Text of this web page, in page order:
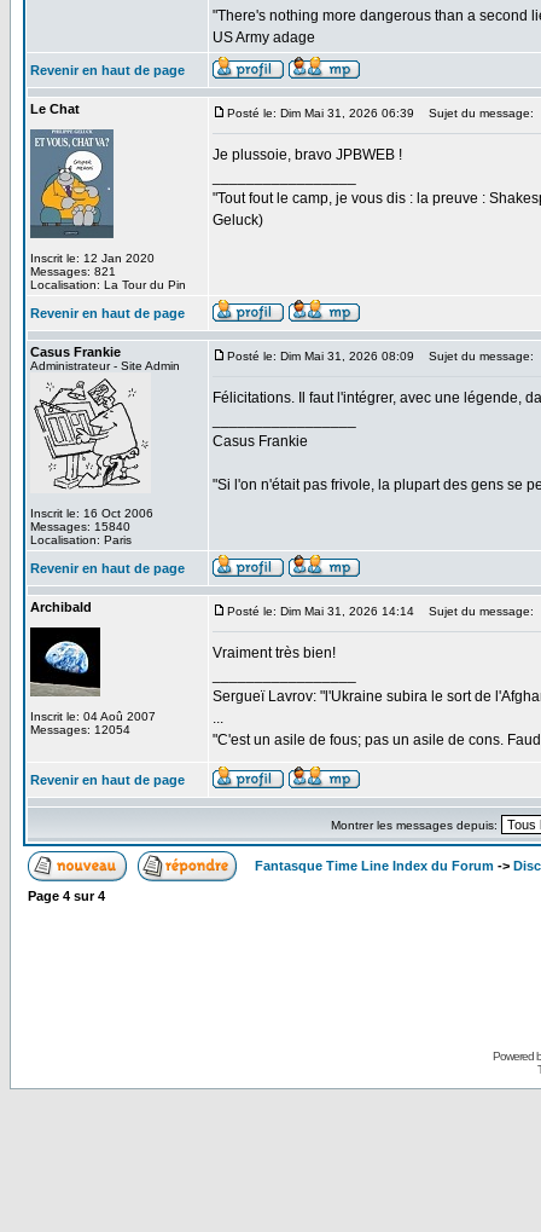
"There's nothing more dangerous than a second
US Army adage
Revenir en haut de page
Le Chat
Inscrit le: 12 Jan 2020
Messages: 821
Localisation: La Tour du Pin
Posté le: Dim Mai 31, 2026 06:39 Sujet du message:
Je plussoie, bravo JPBWEB !
"Tout fout le camp, je vous dis : la preuve :
Geluck)
Revenir en haut de page
Casus Frankie
Administrateur - Site Admin
Inscrit le: 16 Oct 2006
Messages: 15840
Localisation: Paris
Posté le: Dim Mai 31, 2026 08:09 Sujet du message:
Félicitations. Il faut l'intégrer, avec une légende,
Casus Frankie
"Si l'on n'était pas frivole, la plupart des gens se
Revenir en haut de page
Archibald
Inscrit le: 04 Aoû 2007
Messages: 12054
Posté le: Dim Mai 31, 2026 14:14 Sujet du message:
Vraiment très bien!
Sergueï Lavrov: "l'Ukraine subira le sort de
...
"C'est un asile de fous; pas un asile de cons.
Revenir en haut de page
Montrer les messages depuis:
Fantasque Time Line Index du Forum ->
Page 4 sur4
Powered